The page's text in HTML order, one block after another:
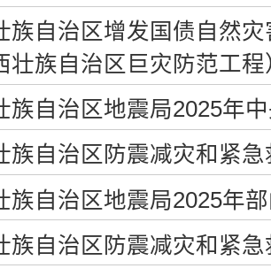
族自治区增发国债自然
壮族自治区巨灾防范工程
族自治区地震局2025年
族自治区防震减灾和紧
族自治区地震局2025年
族自治区防震减灾和紧